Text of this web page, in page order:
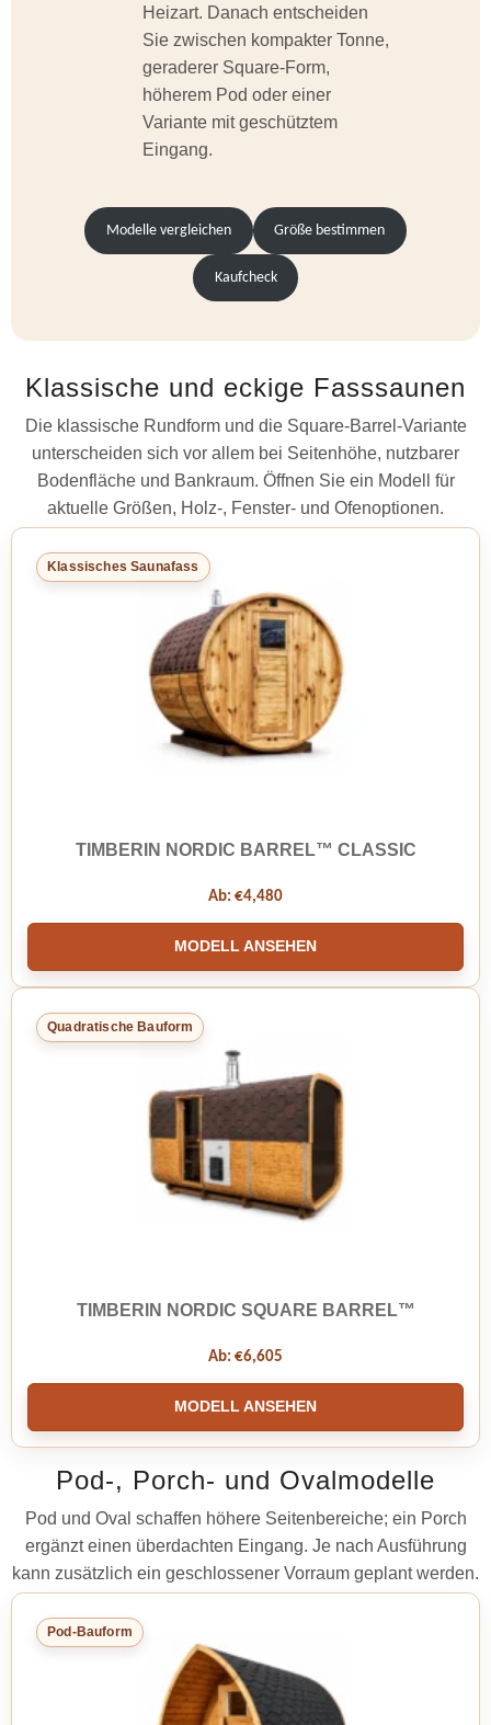
Heizart. Danach entscheiden
Sie zwischen kompakter Tonne,
geraderer Square-Form,
höherem Pod oder einer
Variante mit geschütztem
Eingang.
Modelle vergleichen Größe bestimmen
Kaufcheck
Klassische und eckige Fasssaunen
Die klassische Rundform und die Square-Barrel-Variante
unterscheiden sich vor allem bei Seitenhöhe, nutzbarer
Bodenfläche und Bankraum. Öffnen Sie ein Modell für
aktuelle Größen, Holz-, Fenster- und Ofenoptionen.
Klassisches Saunafass
TIMBERIN NORDIC BARREL™ CLASSIC
Ab: €4,480
MODELL ANSEHEN
Quadratische Bauform
TIMBERIN NORDIC SQUARE BARREL™
Ab: €6,605
MODELL ANSEHEN
Pod-, Porch- und Ovalmodelle
Pod und Oval schaffen höhere Seitenbereiche; ein Porch
ergänzt einen überdachten Eingang. Je nach Ausführung
kann zusätzlich ein geschlossener Vorraum geplant werden.
Pod-Bauform